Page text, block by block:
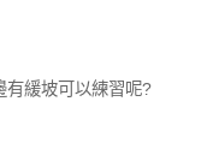
有緩坡可以練習呢?